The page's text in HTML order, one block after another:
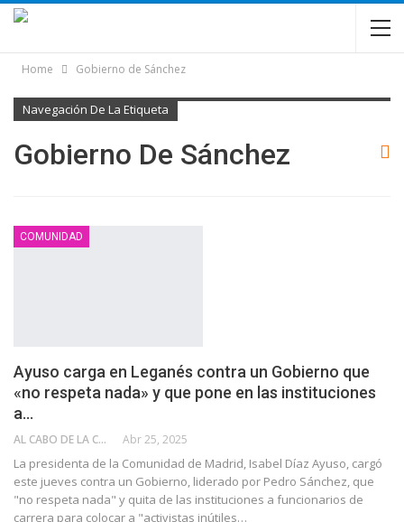
Home Gobierno de Sánchez
Navegación De La Etiqueta
Gobierno De Sánchez
COMUNIDAD
Ayuso carga en Leganés contra un Gobierno que
«no respeta nada» y que pone en las instituciones
a…
AL CABO DE LA CALLE Abr 25, 2025
La presidenta de la Comunidad de Madrid, Isabel Díaz Ayuso, cargó
este jueves contra un Gobierno, liderado por Pedro Sánchez, que
"no respeta nada" y quita de las instituciones a funcionarios de
carrera para colocar a "activistas inútiles…